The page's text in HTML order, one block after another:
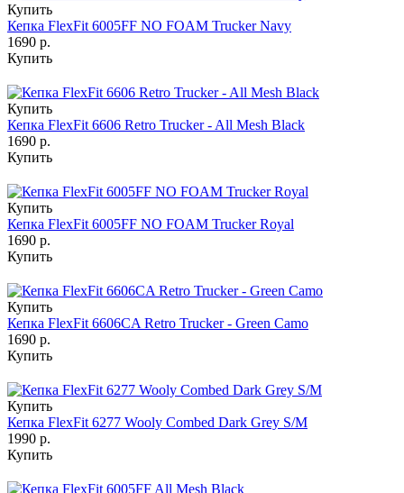
Купить
Кепка FlexFit 6005FF NO FOAM Trucker Navy
1690 р.
Купить
Купить
Кепка FlexFit 6606 Retro Trucker - All Mesh Black
1690 р.
Купить
Купить
Кепка FlexFit 6005FF NO FOAM Trucker Royal
1690 р.
Купить
Купить
Кепка FlexFit 6606CA Retro Trucker - Green Camo
1690 р.
Купить
Купить
Кепка FlexFit 6277 Wooly Combed Dark Grey S/M
1990 р.
Купить